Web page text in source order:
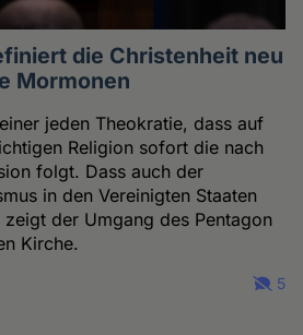
die Christenheit neu
Mormonen
jeden Theokratie, dass auf
Religion sofort die nach
folgt. Dass auch der
in den Vereinigten Staaten
der Umgang des Pentagon
Kirche.
5